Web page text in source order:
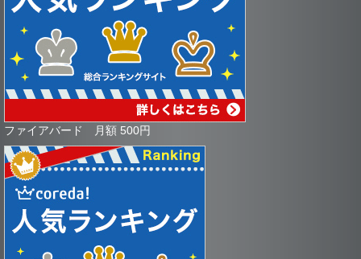
ファイアバード 月額 500円